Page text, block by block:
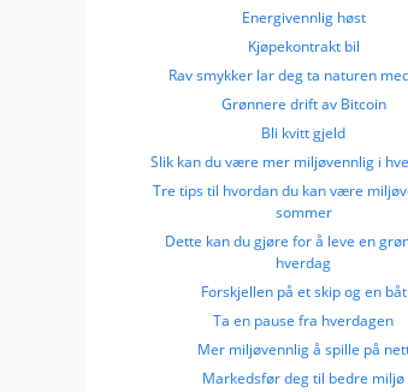
Energivennlig høst
Kjøpekontrakt bil
Rav smykker lar deg ta naturen
Grønnere drift av Bitcoin
Bli kvitt gjeld
Slik kan du være mer miljøvennlig i
Tre tips til hvordan du kan være
sommer
Dette kan du gjøre for å leve en
hverdag
Forskjellen på et skip og en båt
Ta en pause fra hverdagen
Mer miljøvennlig å spille på
Markedsfør deg til bedre miljø